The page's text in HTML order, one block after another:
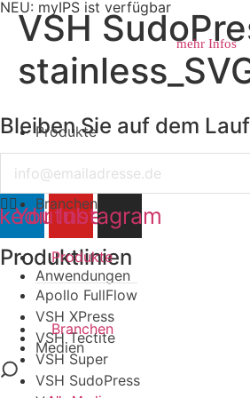
NEU: myIPS ist verfügbar
mehr Infos
Produkte
Branchen
Anwendungen
Medien
Produkte
Branchen
VSH
Bleiben Sie auf dem
YoutubeInstagram
Produktlinien
Apollo FullFlow
VSH XPress
VSH Tectite
VSH Super
VSH SudoPress